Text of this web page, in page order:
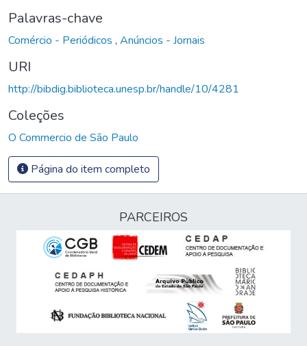
Palavras-chave
Comércio - Periódicos , Anúncios - Jornais
URI
http://bibdig.biblioteca.unesp.br/handle/10/4281
Coleções
O Commercio de São Paulo
Página do item completo
PARCEIROS